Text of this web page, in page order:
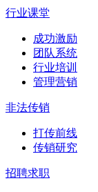
行业课堂
成功激励
团队系统
行业培训
管理营销
非法传销
打传前线
传销研究
招聘求职